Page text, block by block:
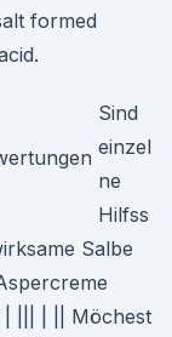
formed
Sind
einzel
ne
Hilfss
Salbe
| ||| | || Möchest